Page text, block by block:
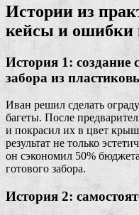
Истории из
кейсы и ошибки
История 1: создание
забора из
Иван решил сделать
багеты. После
и покрасил их в цвет
результат не только
он сэкономил 50%
готового забора.
История 2: